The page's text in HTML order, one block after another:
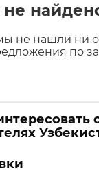
не
не нашли ни
по